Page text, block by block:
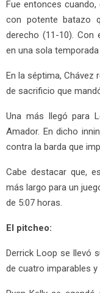
Fue entonces cuando,
con potente batazo
derecho (11-10). Con
en una sola
En la séptima, Chávez
de sacrificio que
Una más llegó para
Amador. En dicho
contra la barda que
Cabe destacar que,
más largo para un
de 5:07 horas.
El pitcheo:
Derrick Loop se llevó
de cuatro imparables